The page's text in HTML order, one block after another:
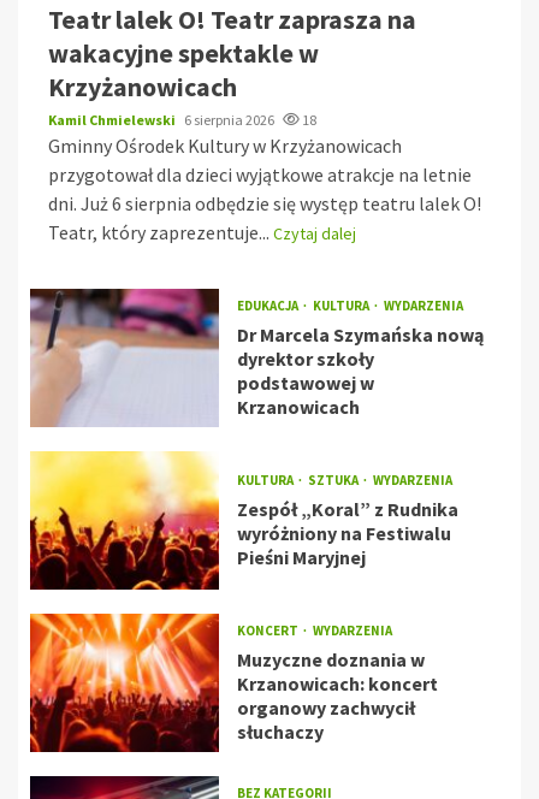
Teatr lalek O! Teatr zaprasza na
wakacyjne spektakle w
Krzyżanowicach
Kamil Chmielewski 6 sierpnia 2026 18
Gminny Ośrodek Kultury w Krzyżanowicach
przygotował dla dzieci wyjątkowe atrakcje na letnie
dni. Już 6 sierpnia odbędzie się występ teatru lalek O!
Teatr, który zaprezentuje... Czytaj dalej
EDUKACJA KULTURA WYDARZENIA
Dr Marcela Szymańska nową
dyrektor szkoły
podstawowej w
Krzanowicach
KULTURA SZTUKA WYDARZENIA
Zespół „Koral” z Rudnika
wyróżniony na Festiwalu
Pieśni Maryjnej
KONCERT WYDARZENIA
Muzyczne doznania w
Krzanowicach: koncert
organowy zachwycił
słuchaczy
BEZ KATEGORII